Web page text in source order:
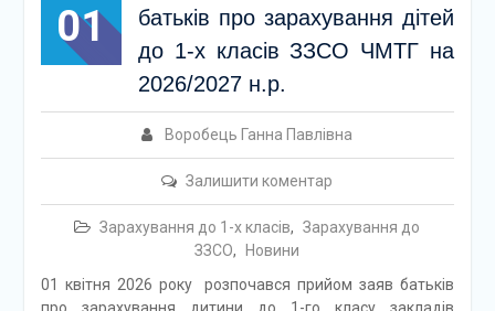
01
батьків про зарахування дітей
до 1-х класів ЗЗСО ЧМТГ на
2026/2027 н.р.
Воробець Ганна Павлівна
Залишити коментар
Зарахування до 1-х класів, Зарахування до
ЗЗСО,
Новини
01 квітня 2026 року розпочався прийом заяв батьків